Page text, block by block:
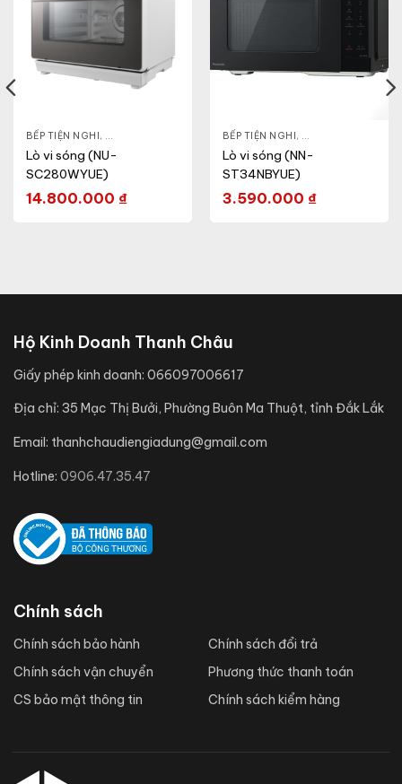
BẾP TIỆN NGHI , GIA DỤNG KHỎE & ĐẸP ,LÒ VI SÓNG
Lò vi sóng (NU-
SC280WYUE)
14.800.000 ₫
BẾP TIỆN NGHI , GIA DỤNG KHỎE &
Lò vi sóng (NN-
ST34NBYUE)
3.590.000 ₫
CA - BÌNH ,NỒI CƠM ĐIỆN
Hộ Kinh Doanh Thanh Châu
Giấy phép kinh doanh: 066097006617
Địa chỉ: 35 Mạc Thị Bưởi, Phường Buôn Ma Thuột, tỉnh Đắk Lắk
Email: thanhchaudiengiadung@gmail.com
Hotline: 0906.47.35.47
Chính sách
Chính sách bảo hành
Chính sách vận chuyển
CS bảo mật thông tin
Chính sách đổi trả
Phương thức thanh toán
Chính sách kiểm hàng